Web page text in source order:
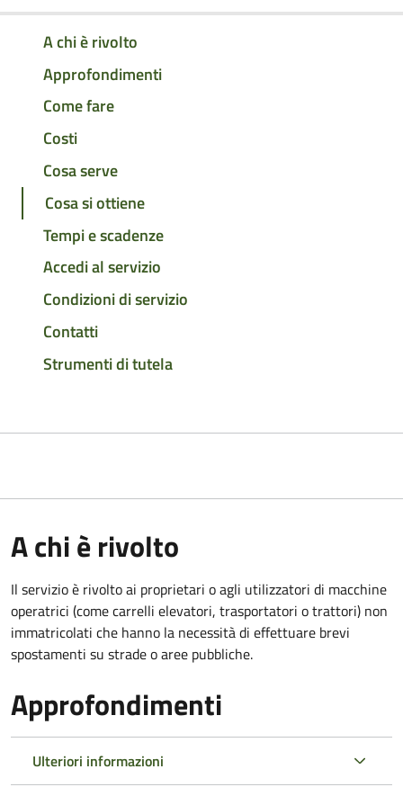
A chi è rivolto
Approfondimenti
Come fare
Costi
Cosa serve
Cosa si ottiene
Tempi e scadenze
Accedi al servizio
Condizioni di servizio
Contatti
Strumenti di tutela
A chi è rivolto
Il servizio è rivolto ai proprietari o agli utilizzatori di macchine
operatrici (come carrelli elevatori, trasportatori o trattori) non
immatricolati che hanno la necessità di effettuare brevi
spostamenti su strade o aree pubbliche.
Approfondimenti
Ulteriori informazioni